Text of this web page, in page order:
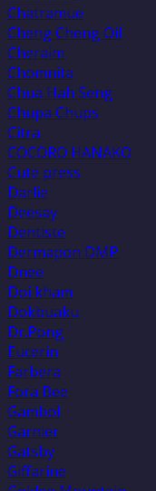
Chatramue
Cheng Cheng Oil
Cheraim
Chomnita
Chua Hah Seng
Chupa Chups
Citra
COCORO HANAKO
Cute press
Darlie
Deesay
Dentiste
Dermapon DMP
Dnee
Doi kham
Dokbuaku
Dr.Pong
Eucerin
Farbera
Fora Bee
Gambol
Garnier
Gatsby
Giffarine